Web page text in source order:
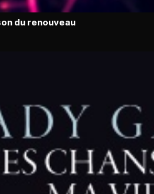
du renouveau